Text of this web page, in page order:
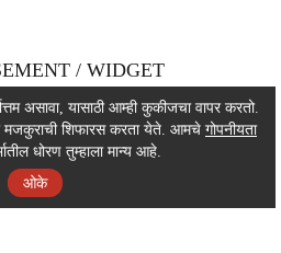
/ WIDGET
/ WIDGET
/ WIDGET
असावा, यासाठी आम्ही कुकीजचा वापर करतो.
मजकुराची शिफारस करता येते. आमचे गोपनीयता
धोरण तुम्हाला मान्य आहे.
ओके